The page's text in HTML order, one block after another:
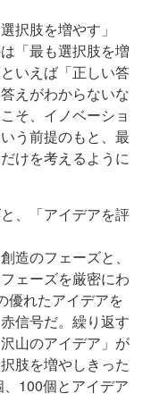
択肢を増やす」
「最も選択肢を増
いえば「正しい答
えがわからないな
そ、イノベーショ
う前提のもと、最
けを考えるように
、「アイデアを評
造のフェーズと、
ェーズを厳密にわ
優れたアイデアを
信号だ。繰り返す
山のアイデア」が
肢を増やしきった
100個とアイデア